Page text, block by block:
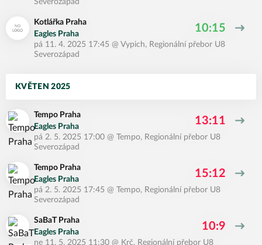
Severozápad
Kotlářka Praha
Eagles Praha
10:15
pá 11. 4. 2025 17:45 @ Vypich, Regionální přebor U8
Severozápad
KVĚTEN 2025
Tempo Praha
Eagles Praha
13:11
pá 2. 5. 2025 17:00 @ Tempo, Regionální přebor U8
Severozápad
Tempo Praha
Eagles Praha
15:12
pá 2. 5. 2025 17:45 @ Tempo, Regionální přebor U8
Severozápad
SaBaT Praha
Eagles Praha
10:9
ne 11. 5. 2025 11:30 @ Krč, Regionální přebor U8